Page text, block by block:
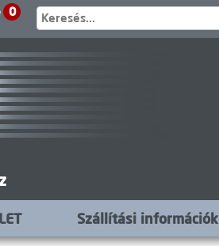
0
Szállítási információk